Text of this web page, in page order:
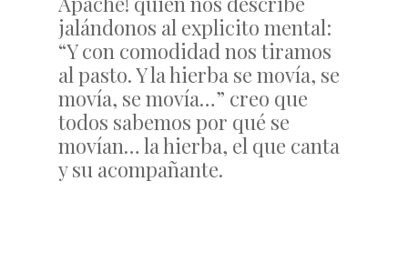
jalándonos al explicito mental:
“Y con comodidad nos tiramos
al pasto. Y la hierba se movía, se
movía, se movía…” creo que
todos sabemos por qué se
movían… la hierba, el que canta
y su acompañante.